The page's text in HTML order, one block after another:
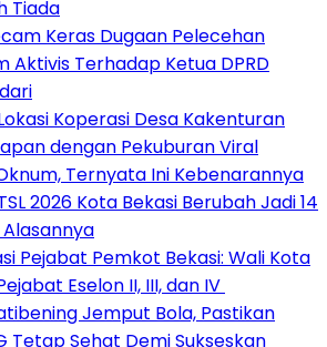
Tiada
Keras Dugaan Pelecehan
Aktivis Terhadap Ketua DPRD
Koperasi Desa Kakenturan
dengan Pekuburan Viral
Ternyata Ini Kebenarannya
2026 Kota Bekasi Berubah Jadi 14
Alasannya
Pejabat Pemkot Bekasi: Wali Kota
Eselon II, III, dan IV
Jemput Bola, Pastikan
Tetap Sehat Demi Sukseskan